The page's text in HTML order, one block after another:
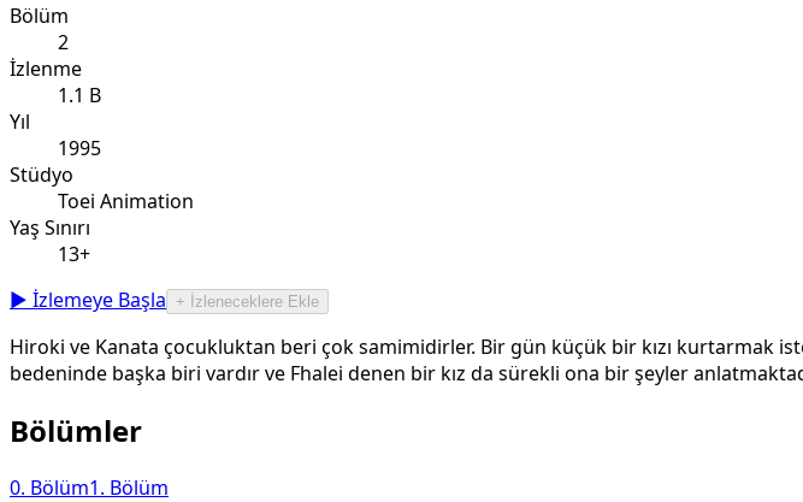
Bölüm
2
İzlenme
1.1 B
Yıl
1995
Stüdyo
Toei Animation
Yaş Sınırı
13+
▶ İzlemeye Başla
+ İzleneceklere Ekle
Hiroki ve Kanata çocukluktan beri çok samimidirler. Bir gün küçük bir kızı kurtarmak
bedeninde başka biri vardır ve Fhalei denen bir kız da sürekli ona bir şeyler
Bölümler
0. Bölüm1. Bölüm